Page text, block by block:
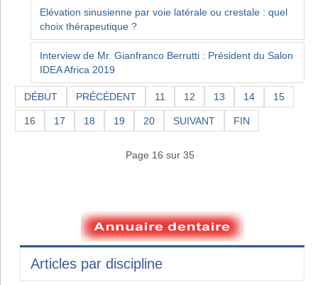
Elévation sinusienne par voie latérale ou crestale : quel
choix thérapeutique ?
Interview de Mr. Gianfranco Berrutti : Président du Salon
IDEA Africa 2019
DÉBUT PRÉCÉDENT 11 12 13 14 15
16 17 18 19 20 SUIVANT FIN
Page 16 sur 35
Articles par discipline